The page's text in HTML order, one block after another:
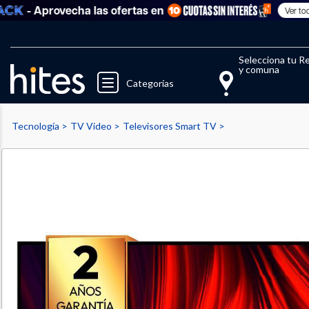
las ofertas en Ver todo
Categorías
Selecciona tu
y comuna
Llegaste al límite de productos
Tecnología TV Video Televisores Smart TV